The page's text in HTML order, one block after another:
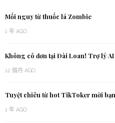
Mối nguy từ thuốc lá Zombie
1 年 AGO
Không cô đơn tại Đài Loan! Trợ lý AI
12 個月 AGO
Tuyệt chiêu từ hot TikToker mời
1 年 AGO